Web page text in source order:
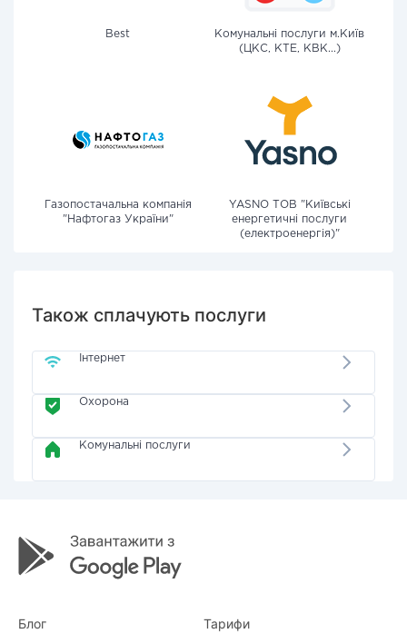
Best
Комунальні послуги м.Київ
(ЦКС, КТЕ, КВК...)
Газопостачальна компанія
"Нафтогаз України"
YASNO ТОВ "Київські
енергетичні послуги
(електроенергія)"
Також сплачують послуги
Інтернет
Охорона
Комунальні послуги
Блог Тарифи